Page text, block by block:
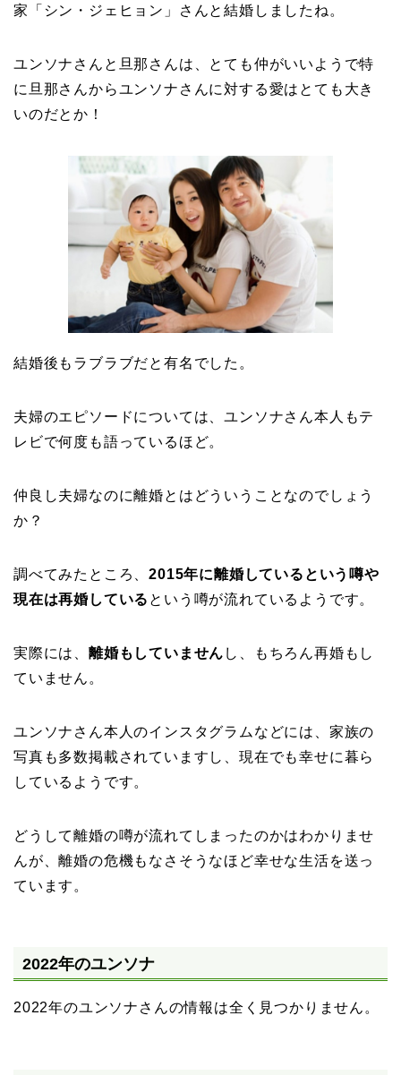
家「シン・ジェヒョン」さんと結婚しましたね。
ユンソナさんと旦那さんは、とても仲がいいようで特
に旦那さんからユンソナさんに対する愛はとても大き
いのだとか！
結婚後もラブラブだと有名でした。
夫婦のエピソードについては、ユンソナさん本人もテ
レビで何度も語っているほど。
仲良し夫婦なのに離婚とはどういうことなのでしょう
か？
調べてみたところ、2015年に離婚しているという噂や
現在は再婚している という噂が流れているようです。
実際には、 離婚もしていません し、もちろん再婚もし
ていません。
ユンソナさん本人のインスタグラムなどには、家族の
写真も多数掲載されていますし、現在でも幸せに暮ら
しているようです。
どうして離婚の噂が流れてしまったのかはわかりませ
んが、離婚の危機もなさそうなほど幸せな生活を送っ
ています。
2022年のユンソナ
2022年のユンソナさんの情報は全く見つかりません。